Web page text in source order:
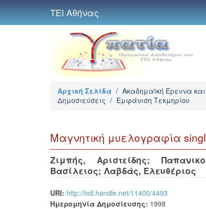
ΤΕΙ Αθήνας
Αρχική Σελίδα / Ακαδημαϊκή Έρευνα
Δημοσιεύσεις / Εμφάνιση Τεκμηρίου
Μαγνητική μυελογραφία
Ζιμπής, Αριστείδης;
Βασίλειος; Λαβδάς, Ελευθέριος
URI: http://hdl.handle.net/11400/4493
Ημερομηνία Δημοσίευσης: 1998